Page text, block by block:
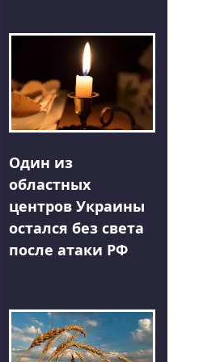
Один из
областных
центров Украины
остался без света
после атаки РФ